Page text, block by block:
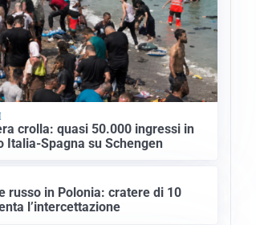
crolla: quasi 50.000 ingressi in
Italia-Spagna su Schengen
russo in Polonia: cratere di 10
l’intercettazione